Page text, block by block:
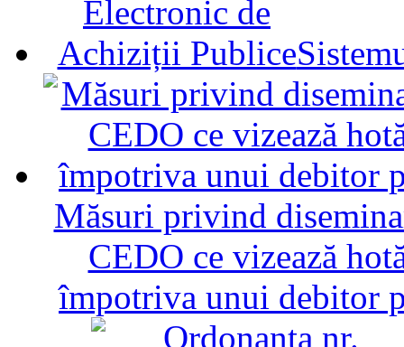
Măsuri privind
CEDO ce vizează
împotriva unui debitor